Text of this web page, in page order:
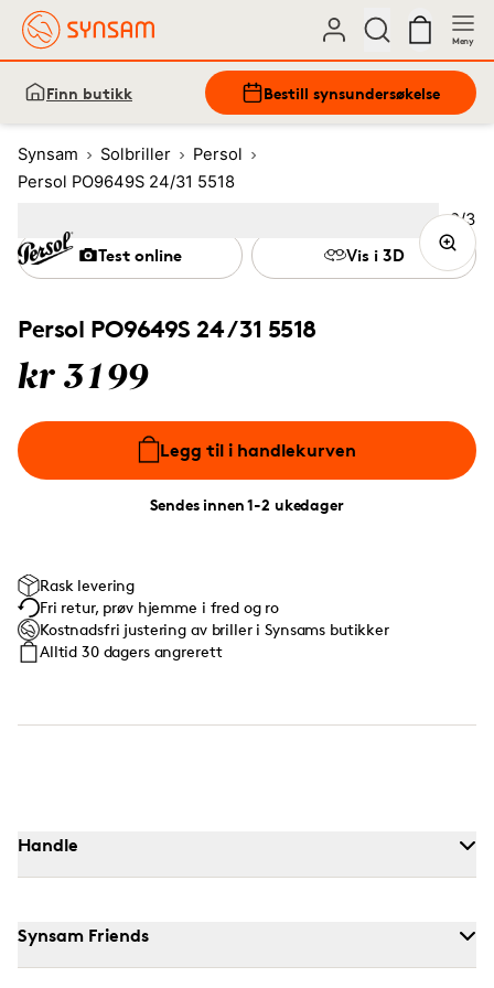
Meny
Finn butikk Bestill synsundersøkelse
Synsam Solbriller
Persol
Persol PO9649S 24/31 5518
Persol PO9649S 24/31 5518
kr 3199
Legg til i handlekurven
Sendes innen 1-2 ukedager
Test online Vis i 3D
Rask levering
Fri retur, prøv hjemme i fred og ro
Kostnadsfri justering av briller i Synsams butikker
Alltid 30 dagers angrerett
Bilde
2/3
3
Handle
Synsam Friends